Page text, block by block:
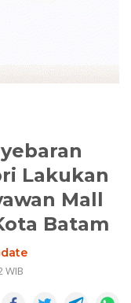
Lakukan
Mall
Batam
WIB